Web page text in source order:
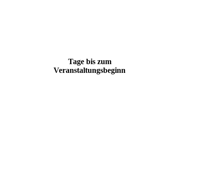
Tage bis zum
Veranstaltungsbeginn